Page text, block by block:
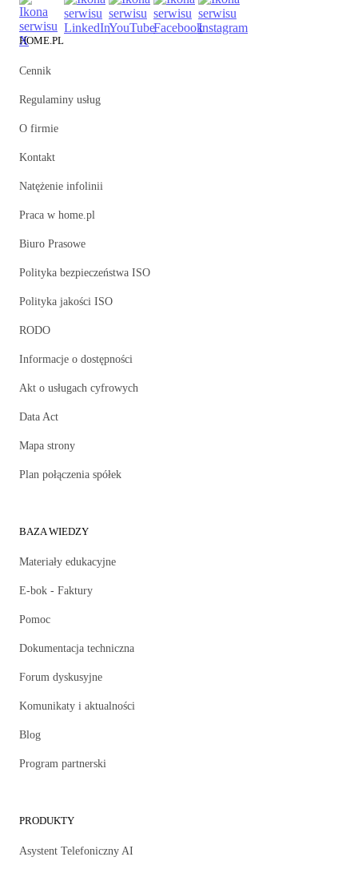
HOME.PL
Cennik
Regulaminy usług
O firmie
Kontakt
Natężenie infolinii
Praca w home.pl
Biuro Prasowe
Polityka bezpieczeństwa ISO
Polityka jakości ISO
RODO
Informacje o dostępności
Akt o usługach cyfrowych
Data Act
Mapa strony
Plan połączenia spółek
BAZA WIEDZY
Materiały edukacyjne
E-bok - Faktury
Pomoc
Dokumentacja techniczna
Forum dyskusyjne
Komunikaty i aktualności
Blog
Program partnerski
PRODUKTY
Asystent Telefoniczny AI